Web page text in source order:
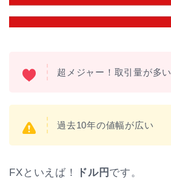
超メジャー！取引量が多い
過去10年の値幅が広い
FXといえば！ ドル円 です。